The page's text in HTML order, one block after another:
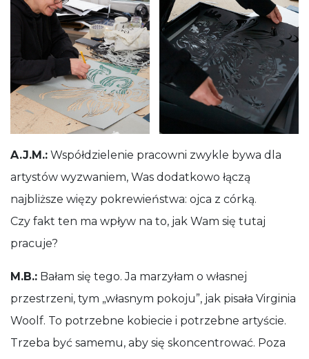
A.J.M.: Współdzielenie pracowni zwykle bywa dla
artystów wyzwaniem, Was dodatkowo łączą
najbliższe więzy pokrewieństwa: ojca z córką.
Czy fakt ten ma wpływ na to, jak Wam się tutaj
pracuje?
M.B.: Bałam się tego. Ja marzyłam o własnej
przestrzeni, tym „własnym pokoju”, jak pisała Virginia
Woolf. To potrzebne kobiecie i potrzebne artyście.
Trzeba być samemu, aby się skoncentrować. Poza